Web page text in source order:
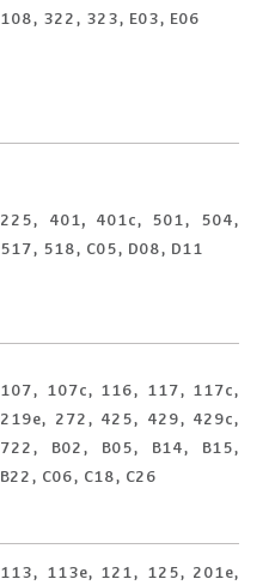
108, 322, 323, E03, E06
225, 401,
401c, 501, 504,
517, 518, C05, D08, D11
107, 107c, 116, 117, 117c,
219e, 272, 425, 429, 429c,
722, B02, B05, B14, B15,
B22, C06, C18, C26
113, 113e, 121, 125, 201e,